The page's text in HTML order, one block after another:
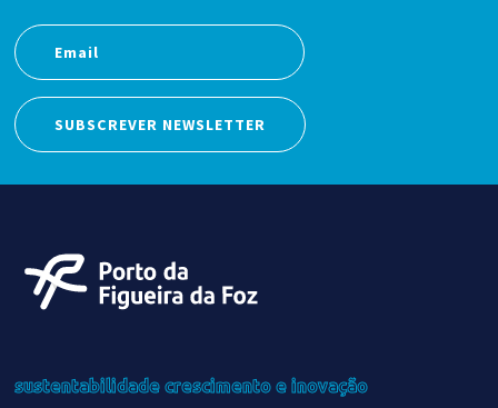
SUBSCREVER NEWSLETTER
sustentabilidadecrescimentoe inovação